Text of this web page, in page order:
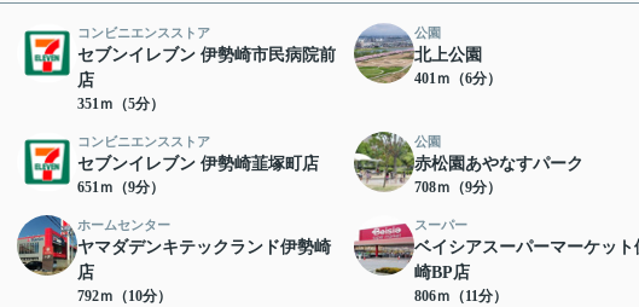
コンビニエンスストア
セブンイレブン 伊勢崎市民病院前
店
351ｍ（5分）
公園
北上公園
401ｍ（6分）
コンビニエンスストア
セブンイレブン 伊勢崎韮塚町店
651ｍ（9分）
公園
赤松園あやなすパーク
708ｍ（9分）
ホームセンター
ヤマダデンキテックランド伊勢崎
店
792ｍ（10分）
スーパー
ベイシアスーパーマーケット
崎BP店
806ｍ（11分）